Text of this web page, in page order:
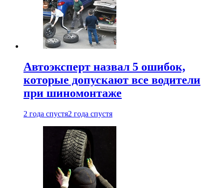
Автоэксперт назвал 5 ошибок,
которые допускают все водители
при шиномонтаже
2 года спустя2 года спустя